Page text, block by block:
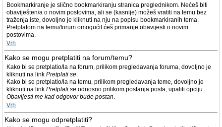
Bookmarkiranje je slično bookmarkiranju stranica preglednikom. Nećeš biti
obaviješten/a o novim postovima, ali se (kasnije) možeš vratiti na temu bez
traženja iste, dovoljno je kliknuti na nju na popisu bookmarkiranih tema.
Pretplatom na temu/forum omogućit ćeš primanje obavijesti o novim
postovima.
Vrh
Kako se mogu pretplatiti na forum/temu?
Kako bi se pretplatio/la na forum, prilikom pregledavanja foruma, dovoljno je
kliknuti na link Pretplati se.
Kako bi se pretplatio/la na temu, prilikom pregledavanja teme, dovoljno je
kliknuti na link Pretplati se odnosno prilikom postanja posta, upaliti opciju
Obavijesti me kad odgovor bude postan.
Vrh
Kako se mogu odpretplatiti?